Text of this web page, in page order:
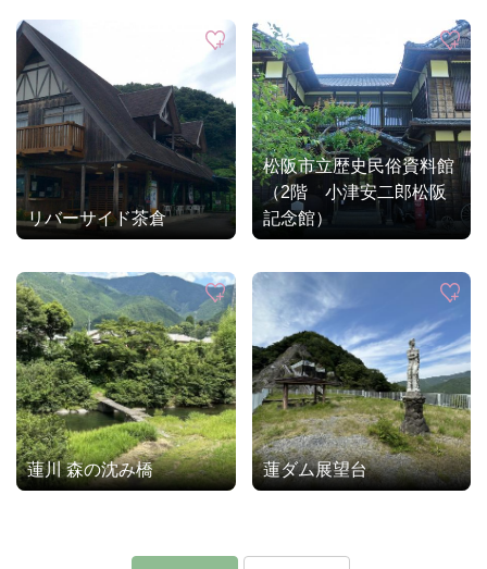
リバーサイド茶倉
松阪市立歴史民俗資料館
（2階 小津安二郎松阪
記念館）
蓮川 森の沈み橋 蓮ダム展望台